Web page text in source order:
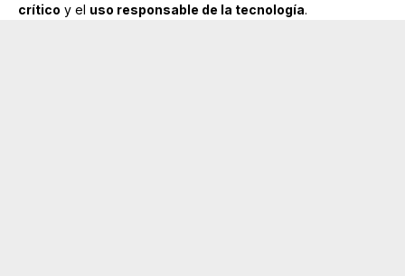
crítico y el uso responsable de la tecnología.